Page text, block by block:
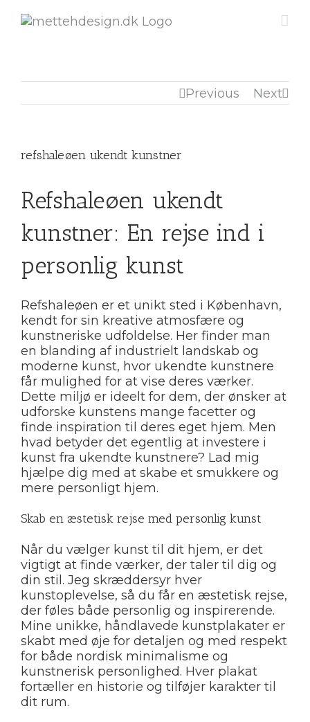
Previous Next
refshaleøen ukendt kunstner
Refshaleøen ukendt
kunstner: En rejse ind i
personlig kunst
Refshaleøen er et unikt sted i København,
kendt for sin kreative atmosfære og
kunstneriske udfoldelse. Her finder man
en blanding af industrielt landskab og
moderne kunst, hvor ukendte kunstnere
får mulighed for at vise deres værker.
Dette miljø er ideelt for dem, der ønsker at
udforske kunstens mange facetter og
finde inspiration til deres eget hjem. Men
hvad betyder det egentlig at investere i
kunst fra ukendte kunstnere? Lad mig
hjælpe dig med at skabe et smukkere og
mere personligt hjem.
Skab en æstetisk rejse med personlig kunst
Når du vælger kunst til dit hjem, er det
vigtigt at finde værker, der taler til dig og
din stil. Jeg skræddersyr hver
kunstoplevelse, så du får en æstetisk rejse,
der føles både personlig og inspirerende.
Mine unikke, håndlavede kunstplakater er
skabt med øje for detaljen og med respekt
for både nordisk minimalisme og
kunstnerisk personlighed. Hver plakat
fortæller en historie og tilføjer karakter til
dit rum.